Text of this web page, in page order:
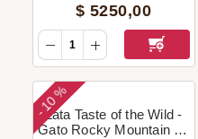
$ 5250,00
-
10 %
Lata Taste of the Wild -
Gato Rocky Mountain All